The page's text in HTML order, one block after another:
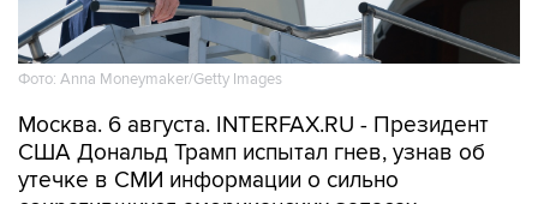
Фото: Anna Moneymaker/Getty Images
Москва. 6 августа. INTERFAX.RU - Президент
США Дональд Трамп испытал гнев, узнав об
утечке в СМИ информации о сильно